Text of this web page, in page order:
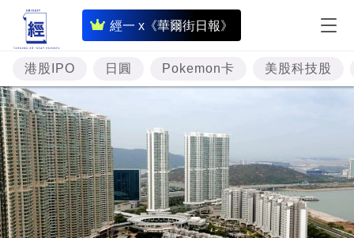
經一 x《華爾街日報》
即
時
財
經
專
題
投
資
樓
港股IPO 日圓 Pokemon卡 美股科技股